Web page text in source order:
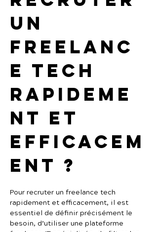
un
freelanc
e tech
rapideme
nt et
efficacem
ent ?
Pour recruter un freelance tech
rapidement et efficacement, il est
essentiel de définir précisément le
besoin, d’utiliser une plateforme